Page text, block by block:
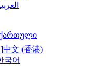
中文 (香港)
국어